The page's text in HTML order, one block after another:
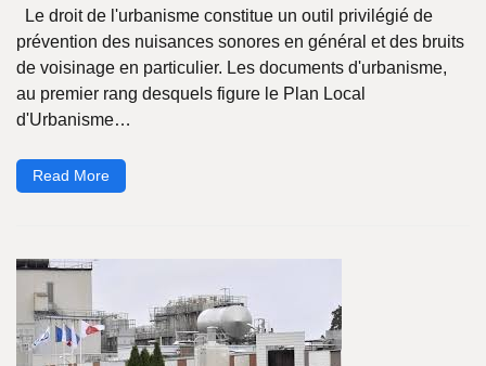
Le droit de l'urbanisme constitue un outil privilégié de
prévention des nuisances sonores en général et des bruits
de voisinage en particulier. Les documents d'urbanisme,
au premier rang desquels figure le Plan Local
d'Urbanisme…
Read More